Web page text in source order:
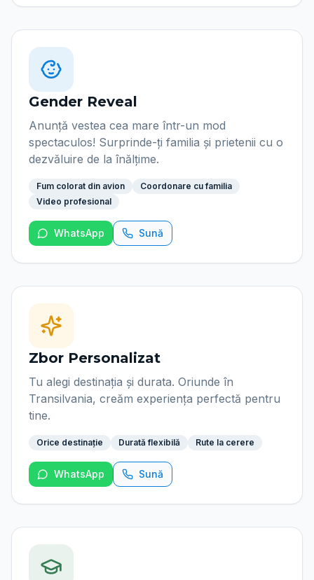
Gender Reveal
Anunță vestea cea mare într-un mod
spectaculos! Surprinde-ți familia și prietenii cu o
dezvăluire de la înălțime.
Fum colorat din avion
Coordonare cu familia
Video profesional
WhatsApp Sună
Zbor Personalizat
Tu alegi destinația și durata. Oriunde în
Transilvania, creăm experiența perfectă pentru
tine.
Orice destinație Durată flexibilă Rute la cerere
WhatsApp Sună